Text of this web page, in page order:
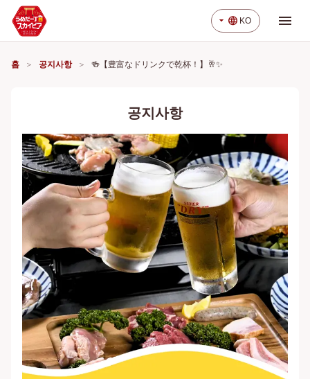
arrow_drop_down language KO menu
홈 공지사항 🍻【豊富なドリンクで乾杯！】🥂✨
공지사항